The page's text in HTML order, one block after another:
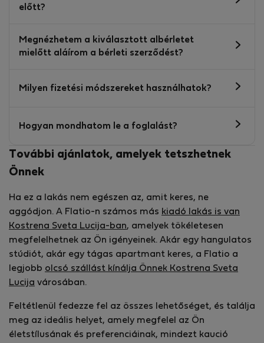
előtt?
Megnézhetem a kiválasztott albérletet
mielőtt aláírom a bérleti szerződést?
Milyen fizetési módszereket használhatok?
Hogyan mondhatom le a foglalást?
További ajánlatok, amelyek tetszhetnek
Önnek
Ha ez a lakás nem egészen az, amit keres, ne
aggódjon. A Flatio-n számos más kiadó lakás is van
Kostrena Sveta Lucija-ban, amelyek tökéletesen
megfelelhetnek az Ön igényeinek. Akár egy hangulatos
stúdiót, akár egy tágas apartmant keres, a Flatio a
legjobb olcsó szállást kínálja Önnek Kostrena Sveta
Lucija városában.
Feltétlenül fedezze fel az összes lehetőséget, és találja
meg az ideális helyet, amely megfelel az Ön
életstílusának és preferenciáinak, mindezt kaució